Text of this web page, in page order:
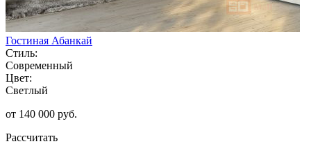
Гостиная Абанкай
Стиль:
Современный
Цвет:
Светлый
от 140 000 руб.
Рассчитать